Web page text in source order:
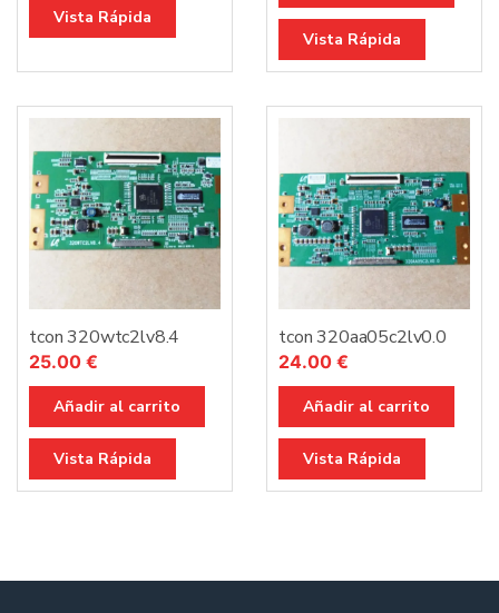
Vista Rápida
Vista Rápida
tcon 320wtc2lv8.4
25.00 €
Añadir al carrito
Vista Rápida
tcon 320aa05c2lv0.0
24.00 €
Añadir al carrito
Vista Rápida